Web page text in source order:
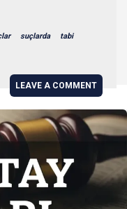
suçlarda tabi
LEAVE A COMMENT